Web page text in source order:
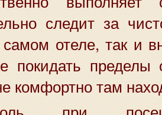
следит за
самом отеле, так и
покидать
комфортно там